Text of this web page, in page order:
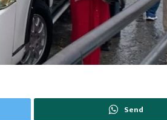
Send